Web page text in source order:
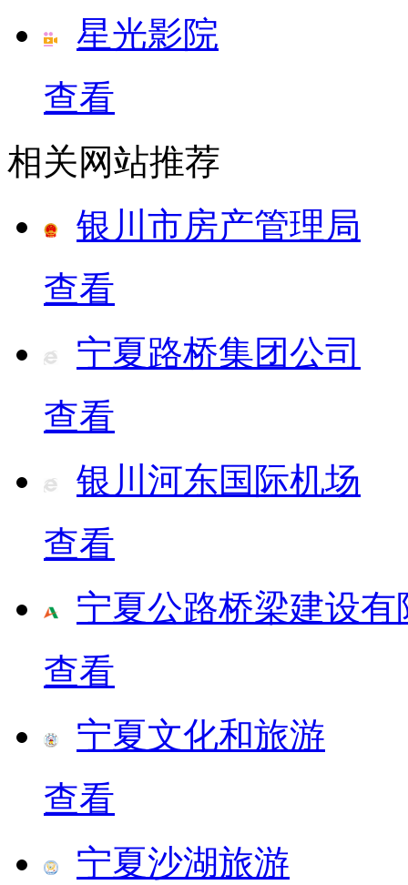
星光影院
查看
相关网站推荐
银川市房产管理局
查看
宁夏路桥集团公司
查看
银川河东国际机场
查看
宁夏公路桥梁建设有
查看
宁夏文化和旅游
查看
宁夏沙湖旅游